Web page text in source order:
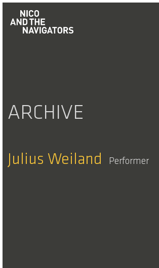
ARCHIVE
Julius Weiland Performer